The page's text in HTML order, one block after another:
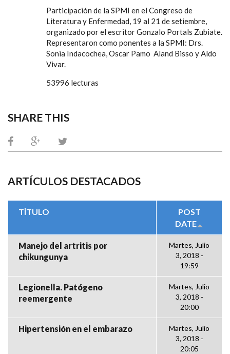
Participación de la SPMI en el Congreso de
Literatura y Enfermedad, 19 al 21 de setiembre,
organizado por el escritor Gonzalo Portals Zubiate.
Representaron como ponentes a la SPMI: Drs.
Sonia Indacochea, Oscar Pamo Aland Bisso y Aldo
Vivar.
53996 lecturas
SHARE THIS
ARTÍCULOS DESTACADOS
TÍTULO
POST
DATE
Manejo del artritis por
chikungunya
Martes, Julio
3, 2018 -
19:59
Legionella. Patógeno
reemergente
Martes, Julio
3, 2018 -
20:00
Hipertensión en el embarazo
Martes, Julio
3, 2018 -
20:05